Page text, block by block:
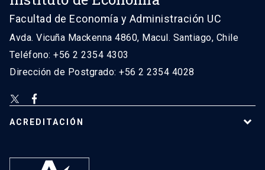
Facultad de Economía y Administración UC
Avda. Vicuña Mackenna 4860, Macul. Santiago, Chile
Teléfono: +56 2 2354 4303
Dirección de Postgrado: +56 2 2354 4028
ACREDITACIÓN